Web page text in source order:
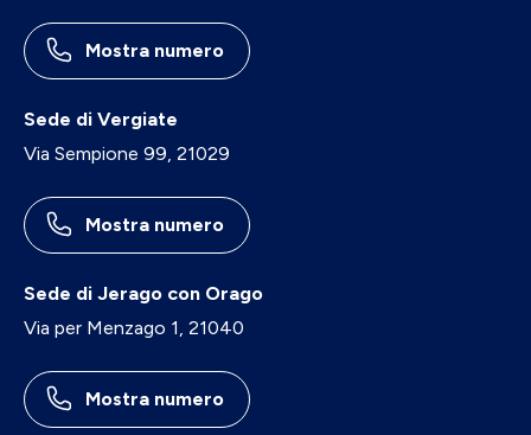
Mostra numero
Sede di Vergiate
Via Sempione 99, 21029
Mostra numero
Sede di Jerago con Orago
Via per Menzago 1, 21040
Mostra numero